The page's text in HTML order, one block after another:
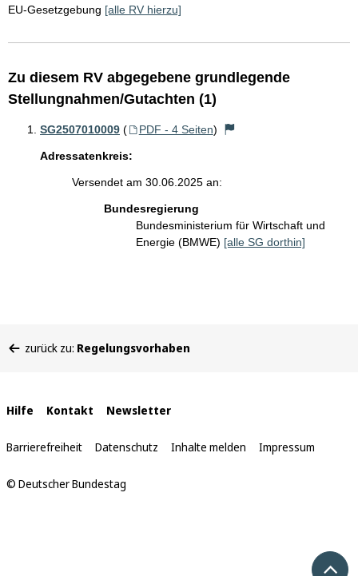
EU-Gesetzgebung [alle RV hierzu]
Zu diesem RV abgegebene grundlegende
Stellungnahmen/Gutachten (1)
SG2507010009 ( PDF - 4 Seiten)
Adressatenkreis:
Versendet am 30.06.2025 an:
Bundesregierung
Bundesministerium für Wirtschaft und
Energie (BMWE) [alle SG dorthin]
befinden
zurück zu: Regelungsvorhaben
Interne
Links
Hilfe Kontakt Newsletter
Barrierefreiheit Datenschutz Inhalte melden Impressum
© Deutscher Bundestag